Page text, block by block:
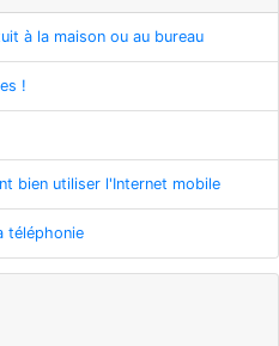
à la maison ou au bureau
!
bien utiliser l'Internet mobile
téléphonie